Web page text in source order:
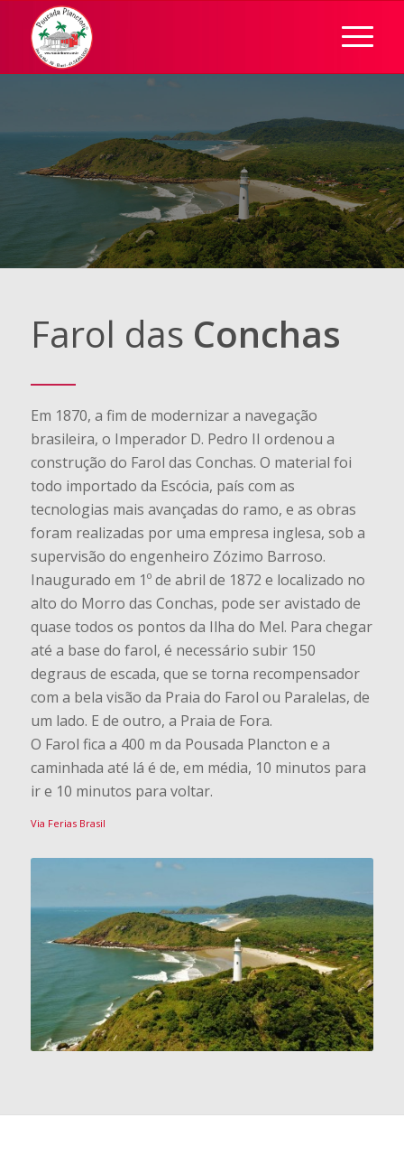
Farol das Conchas
Em 1870, a fim de modernizar a navegação
brasileira, o Imperador D. Pedro II ordenou a
construção do Farol das Conchas. O material foi
todo importado da Escócia, país com as
tecnologias mais avançadas do ramo, e as obras
foram realizadas por uma empresa inglesa, sob a
supervisão do engenheiro Zózimo Barroso.
Inaugurado em 1º de abril de 1872 e localizado no
alto do Morro das Conchas, pode ser avistado de
quase todos os pontos da Ilha do Mel. Para chegar
até a base do farol, é necessário subir 150
degraus de escada, que se torna recompensador
com a bela visão da Praia do Farol ou Paralelas, de
um lado. E de outro, a Praia de Fora.
O Farol fica a 400 m da Pousada Plancton e a
caminhada até lá é de, em média, 10 minutos para
ir e 10 minutos para voltar.
Via Ferias Brasil